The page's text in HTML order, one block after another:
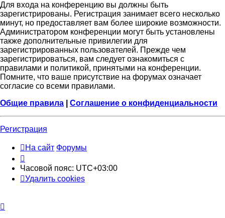
Для входа на конференцию вы должны быть
зарегистрированы. Регистрация занимает всего несколько
минут, но предоставляет вам более широкие возможности.
Администратором конференции могут быть установлены
также дополнительные привилегии для
зарегистрированных пользователей. Прежде чем
зарегистрироваться, вам следует ознакомиться с
правилами и политикой, принятыми на конференции.
Помните, что ваше присутствие на форумах означает
согласие со всеми правилами.
Общие правила
Соглашение о конфиденциальности
Регистрация
На сайт Форумы
Часовой пояс: UTC+03:00
Удалить cookies